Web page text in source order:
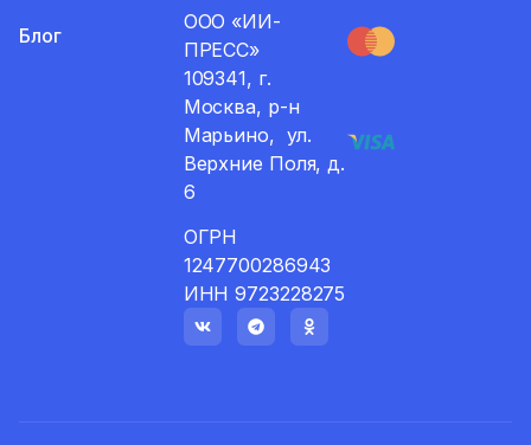
ООО «ИИ-
ПРЕСС»
109341, г.
Москва, р-н
Марьино, ул.
Верхние Поля, д.
6
ОГРН
1247700286943
ИНН 9723228275
Блог